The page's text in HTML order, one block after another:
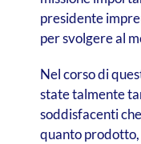
presidente
per svolgere al
Nel corso di
state talmente
soddisfacenti
quanto